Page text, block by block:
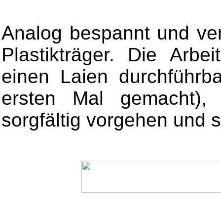
Analog bespannt und
Plastikträger. Die
einen Laien
ersten Mal
sorgfältig vorgehen und